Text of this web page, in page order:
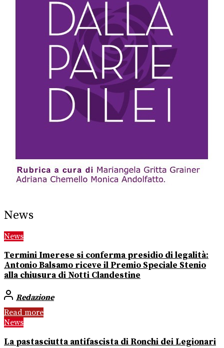
News
News
Termini Imerese si conferma presidio di legalità:
Antonio Balsamo riceve il Premio Speciale Stenio
alla chiusura di Notti Clandestine
Redazione
Read more
News
La pastasciutta antifascista di Ronchi dei Legionari